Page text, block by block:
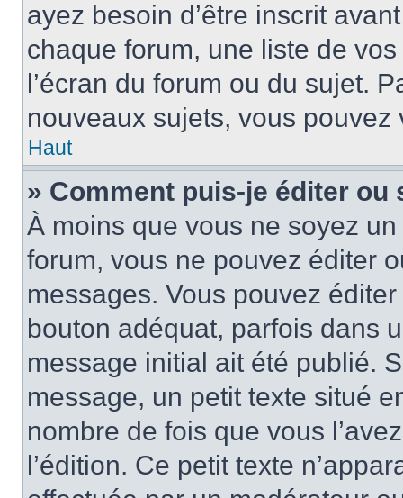
ayez besoin d’être inscrit
chaque forum, une liste de
l’écran du forum ou du sujet.
nouveaux sujets, vous
Haut
» Comment puis-je éditer
À moins que vous ne soyez
forum, vous ne pouvez éditer
messages. Vous pouvez
bouton adéquat, parfois dans
message initial ait été publié.
message, un petit texte situé
nombre de fois que vous
l’édition. Ce petit texte